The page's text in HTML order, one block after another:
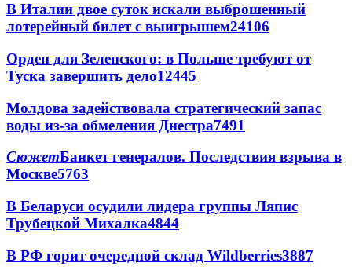
В Италии двое суток искали выброшенный
лотерейный билет с выигрышем24106
Орден для Зеленского: в Польше требуют от
Туска завершить дело12445
Молдова задействовала стратегический запас
воды из-за обмеления Днестра7491
СюжетБанкет генералов. Последствия взрыва в
Москве5763
В Беларуси осудили лидера группы Ляпис
Трубецкой Михалка4844
В РФ горит очередной склад Wildberries3887